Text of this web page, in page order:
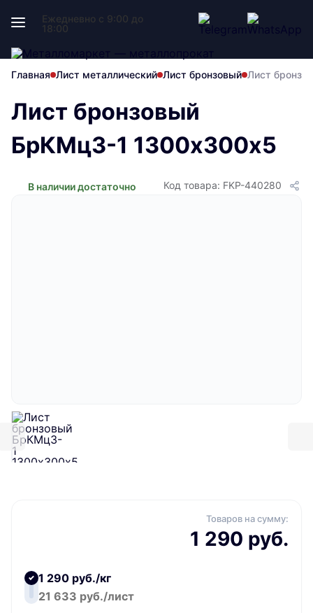
Ежедневно с 9:00 до
18:00
Главная Лист металлический Лист бронзовый Лист
Лист бронзовый
БрКМц3-1 1300х300х5
В наличии достаточно Код товара: FKP-440280
Товаров на сумму:
1 290 руб.
1 290 руб./кг
21 633 руб./лист